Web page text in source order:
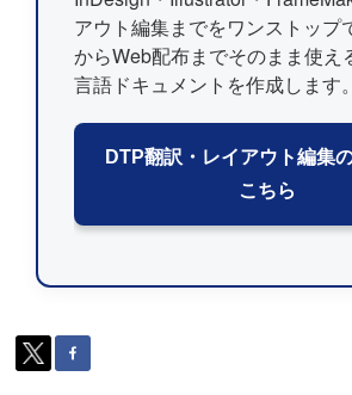
アウト編集までをワンストップ
からWeb配布までそのまま使え
言語ドキュメントを作成します。
DTP翻訳・レイアウト編集
こちら